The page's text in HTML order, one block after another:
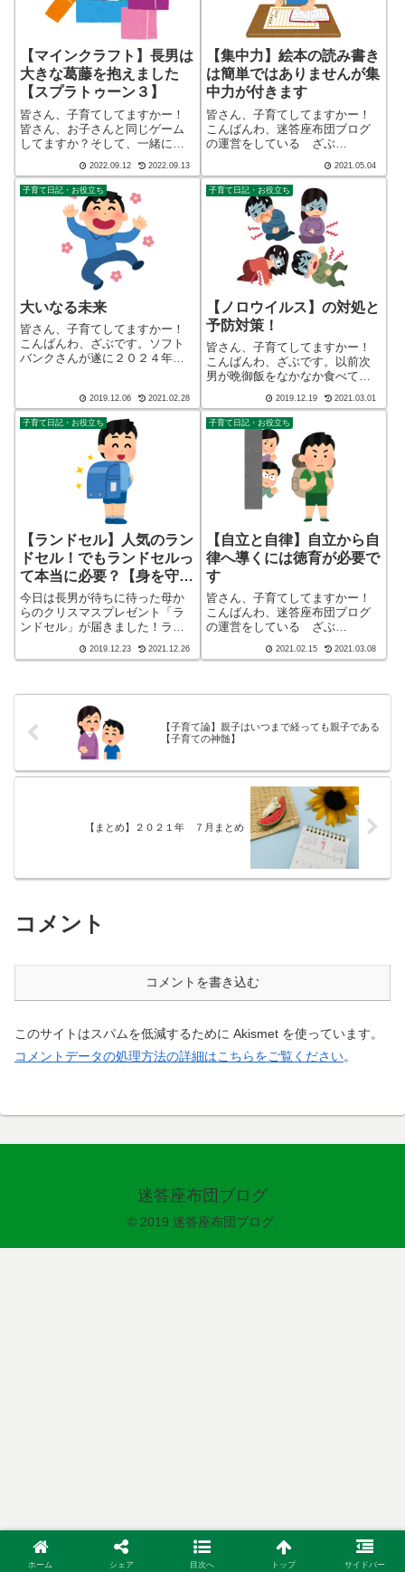
【マインクラフト】長男は
大きな葛藤を抱えました
【スプラトゥーン３】
皆さん、子育てしてますかー！
皆さん、お子さんと同じゲーム
してますか？そして、一緒に遊
方は、やってみてください、目
を光らせた子どもと確実に会話
増えますよ。こんばんわ、迷答
座布団ブログの運営をしてい
る ざぶ(@mei...
2022.09.12 2022.09.13
【集中力】絵本の読み書き
は簡単ではありませんが集
中力が付きます
皆さん、子育てしてますかー！
こんばんわ、迷答座布団ブログ
の運営をしている ざぶ
は40代でひとり親（シンパパ）
になり、手探り状態のほぼワン
オペで2人の子育てを行っており
ます。※詳しくはプロフィー
2021.05.04
子育て日記・お役立ち
大いなる未来
皆さん、子育てしてますかー！
こんばんわ、ざぶです。ソフト
バンクさんが遂に２０２４年１
２０２６年３月末でＡＵが２０
２２年３月末で３Ｇサービス終
了の案内があります。３Ｇが終
了するとどうなる...
2019.12.06 2021.02.28
子育て日記・お役立ち
【ノロウイルス】の対処と
予防対策！
皆さん、子育てしてますかー！
こんばんわ、ざぶです。以前次
男が晩御飯をなかなか食べてく
色々対策をした結果、モリモリ
食べてくれるようになったと思
っていたのですが、、、。です
が、今度は3歳児らしく遊びたい
ために、お腹痛...
2019.12.19 2021.03.01
子育て日記・お役立ち
【ランドセル】人気のラン
ドセル！でもランドセルっ
て本当に必要？【身を守る
道具】
今日は長男が待ちに待った母か
らのクリスマスプレゼント「ラ
ンドセル」が届きました！ラン
っぱり小学生になるんだなぁ」
ら・・・期待通りにコケてくれ
ました。しかし、なぜ今...
2019.12.23 2021.12.26
子育て日記・お役立ち
【自立と自律】自立から自
律へ導くには徳育が必要で
す
皆さん、子育てしてますかー！
こんばんわ、迷答座布団ブログ
の運営をしている ざぶ
は40代でひとり親（シンパパ）
ます。※詳しくはプロフィー
2021.02.15 2021.03.08
【子育て論】親子はいつまで経っても親子である
【子育ての神髄】
【まとめ】２０２１年 ７月まとめ
コメント
コメントを書き込む
このサイトはスパムを低減するために Akismet を使っています。
コメントデータの処理方法の詳細はこちらをご覧ください。
迷答座布団ブログ
© 2019 迷答座布団ブログ.
ホーム シェア 目次へ トップ サイドバー